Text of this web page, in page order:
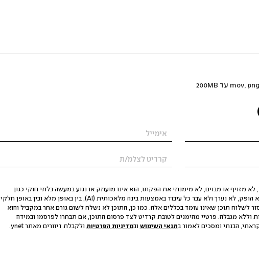
מזויף או מבוים, לא מימנתי את הפקתו, הוא אינו מועתק או נגוע במעשה בלתי חוקי כגון
הסגת גבול ופגיעה בפרטיות. התוכן לא הופק, לא נערך ולא עבר כל עיבוד באמצעות בינה מלאכותית (AI), בין באופן מלא ובין באופן חלקי.
לשלוח תוכן שאינו עומד בכללים אלה. כמו כן, התוכן לא נשלח לשום גורם אחר במקביל והוא
וללא מגבלה. פרטיי מהימנים לטובת קרדיט לצד פרסום התוכן, אם תבחרו לפרסמו ובמידה
הבנתי ומסכים לאמור בתנאי השימוש ובמדיניות הפרטיות ולקבלת דיוורים מאתר ynet.